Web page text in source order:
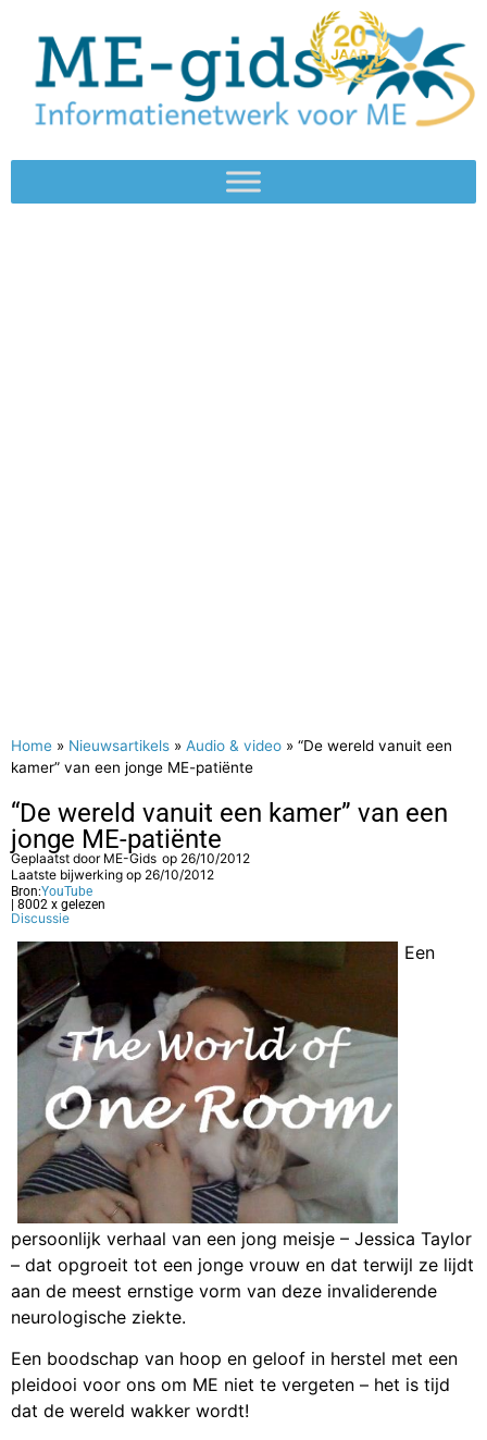
Home » Nieuwsartikels » Audio & video » “De wereld vanuit een
kamer” van een jonge ME-patiënte
“De wereld vanuit een kamer” van een
jonge ME-patiënte
Geplaatst door ME-Gids op 26/10/2012
Laatste bijwerking op 26/10/2012
Bron:YouTube
| 8002 x gelezen
Discussie
Een
persoonlijk verhaal van een jong meisje – Jessica Taylor
– dat opgroeit tot een jonge vrouw en dat terwijl ze lijdt
aan de meest ernstige vorm van deze invaliderende
neurologische ziekte.
Een boodschap van hoop en geloof in herstel met een
pleidooi voor ons om ME niet te vergeten – het is tijd
dat de wereld wakker wordt!